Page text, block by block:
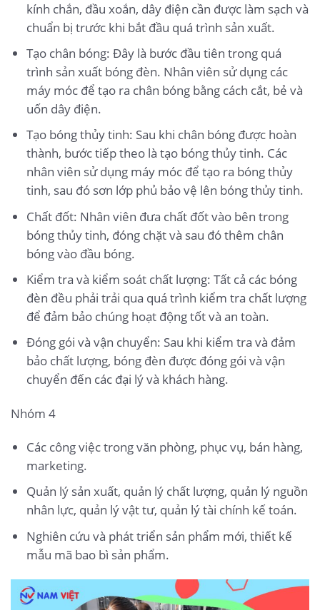
kính chắn, đầu xoắn, dây điện cần được làm sạch và
chuẩn bị trước khi bắt đầu quá trình sản xuất.
Tạo chân bóng: Đây là bước đầu tiên trong quá
trình sản xuất bóng đèn. Nhân viên sử dụng các
máy móc để tạo ra chân bóng bằng cách cắt, bẻ và
uốn dây điện.
Tạo bóng thủy tinh: Sau khi chân bóng được hoàn
thành, bước tiếp theo là tạo bóng thủy tinh. Các
nhân viên sử dụng máy móc để tạo ra bóng thủy
tinh, sau đó sơn lớp phủ bảo vệ lên bóng thủy tinh.
Chất đốt: Nhân viên đưa chất đốt vào bên trong
bóng thủy tinh, đóng chặt và sau đó thêm chân
bóng vào đầu bóng.
Kiểm tra và kiểm soát chất lượng: Tất cả các bóng
đèn đều phải trải qua quá trình kiểm tra chất lượng
để đảm bảo chúng hoạt động tốt và an toàn.
Đóng gói và vận chuyển: Sau khi kiểm tra và đảm
bảo chất lượng, bóng đèn được đóng gói và vận
chuyển đến các đại lý và khách hàng.
Nhóm 4
Các công việc trong văn phòng, phục vụ, bán hàng,
marketing.
Quản lý sản xuất, quản lý chất lượng, quản lý nguồn
nhân lực, quản lý vật tư, quản lý tài chính kế toán.
Nghiên cứu và phát triển sản phẩm mới, thiết kế
mẫu mã bao bì sản phẩm.